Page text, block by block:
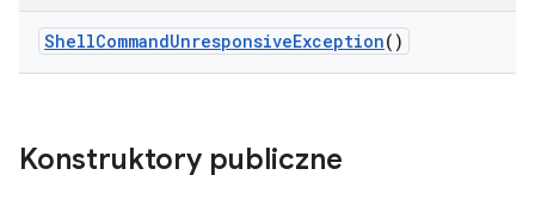
ShellCommandUnresponsiveException()
Konstruktory publiczne